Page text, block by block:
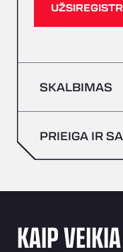
SKALBIMAS
PRIEIGA IR
KAIP